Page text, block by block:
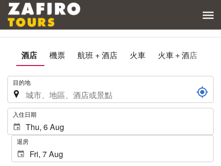
酒店 機票 航班 + 酒店 火車 火車＋酒店
. 目的地
. 入住日期
退房